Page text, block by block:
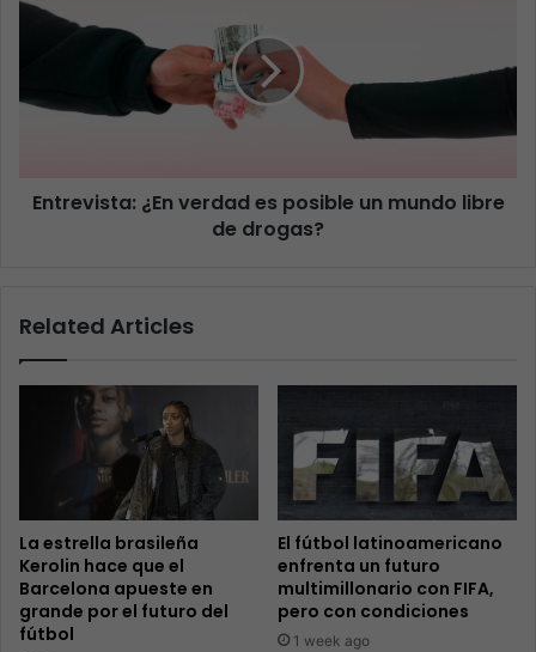
Entrevista: ¿En verdad es posible un mundo libre
de drogas?
Related Articles
La estrella brasileña
Kerolin hace que el
Barcelona apueste en
grande por el futuro del
fútbol
El fútbol latinoamericano
enfrenta un futuro
multimillonario con FIFA,
pero con condiciones
1 week ago